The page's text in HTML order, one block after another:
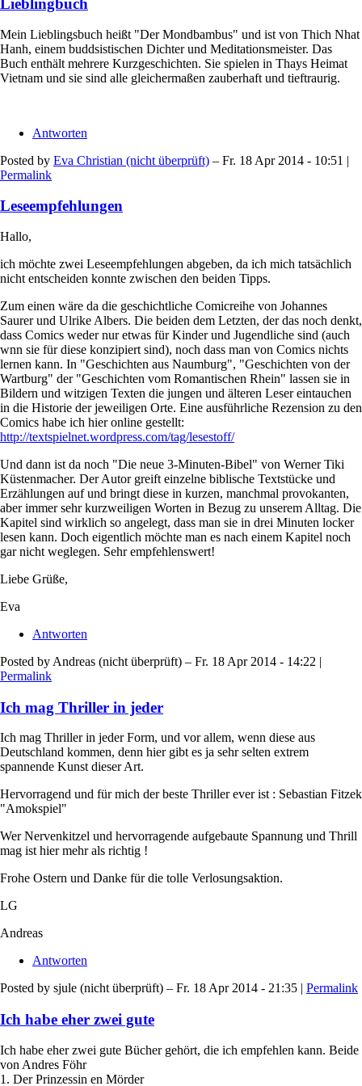
Lieblingbuch
Mein Lieblingsbuch heißt "Der Mondbambus" und ist von Thich Nhat
Hanh, einem buddsistischen Dichter und Meditationsmeister. Das
Buch enthält mehrere Kurzgeschichten. Sie spielen in Thays Heimat
Vietnam und sie sind alle gleichermaßen zauberhaft und tieftraurig.
Antworten
Posted by Eva Christian (nicht überprüft) – Fr. 18 Apr 2014 - 10:51 |
Permalink
Leseempfehlungen
Hallo,
ich möchte zwei Leseempfehlungen abgeben, da ich mich tatsächlich
nicht entscheiden konnte zwischen den beiden Tipps.
Zum einen wäre da die geschichtliche Comicreihe von Johannes
Saurer und Ulrike Albers. Die beiden dem Letzten, der das noch denkt,
dass Comics weder nur etwas für Kinder und Jugendliche sind (auch
wnn sie für diese konzipiert sind), noch dass man von Comics nichts
lernen kann. In "Geschichten aus Naumburg", "Geschichten von der
Wartburg" der "Geschichten vom Romantischen Rhein" lassen sie in
Bildern und witzigen Texten die jungen und älteren Leser eintauchen
in die Historie der jeweiligen Orte. Eine ausführliche Rezension zu den
Comics habe ich hier online gestellt:
http://textspielnet.wordpress.com/tag/lesestoff/
Und dann ist da noch "Die neue 3-Minuten-Bibel" von Werner Tiki
Küstenmacher. Der Autor greift einzelne biblische Textstücke und
Erzählungen auf und bringt diese in kurzen, manchmal provokanten,
aber immer sehr kurzweiligen Worten in Bezug zu unserem Alltag. Die
Kapitel sind wirklich so angelegt, dass man sie in drei Minuten locker
lesen kann. Doch eigentlich möchte man es nach einem Kapitel noch
gar nicht weglegen. Sehr empfehlenswert!
Liebe Grüße,
Eva
Antworten
Posted by Andreas (nicht überprüft) – Fr. 18 Apr 2014 - 14:22 |
Permalink
Ich mag Thriller in jeder
Ich mag Thriller in jeder Form, und vor allem, wenn diese aus
Deutschland kommen, denn hier gibt es ja sehr selten extrem
spannende Kunst dieser Art.
Hervorragend und für mich der beste Thriller ever ist : Sebastian Fitzek
"Amokspiel"
Wer Nervenkitzel und hervorragende aufgebaute Spannung und Thrill
mag ist hier mehr als richtig !
Frohe Ostern und Danke für die tolle Verlosungsaktion.
LG
Andreas
Antworten
Posted by sjule (nicht überprüft) – Fr. 18 Apr 2014 - 21:35 | Permalink
Ich habe eher zwei gute
Ich habe eher zwei gute Bücher gehört, die ich empfehlen kann. Beide
von Andres Föhr
1. Der Prinzessin en Mörder